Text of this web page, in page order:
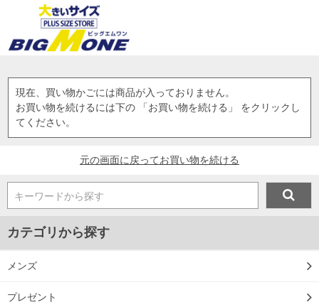
現在、買い物かごには商品が入っておりません。
お買い物を続けるには下の 「お買い物を続ける」 をクリックし
てください。
元の画面に戻ってお買い物を続ける
キーワードから探す
カテゴリから探す
メンズ
プレゼント